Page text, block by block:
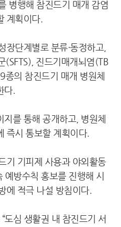
병행해 참진드기 매개 감염
계획이다.
장단계별로 분류·동정하고,
(SFTS), 진드기매개뇌염(TB
의 참진드기 매개 병원체
다.
를 통해 공개하고, 병원체
즉시 통보할 계획이다.
기 기피제 사용과 야외활동
방수칙 홍보를 진행해 시
에 적극 나설 방침이다.
도심 생활권 내 참진드기 서